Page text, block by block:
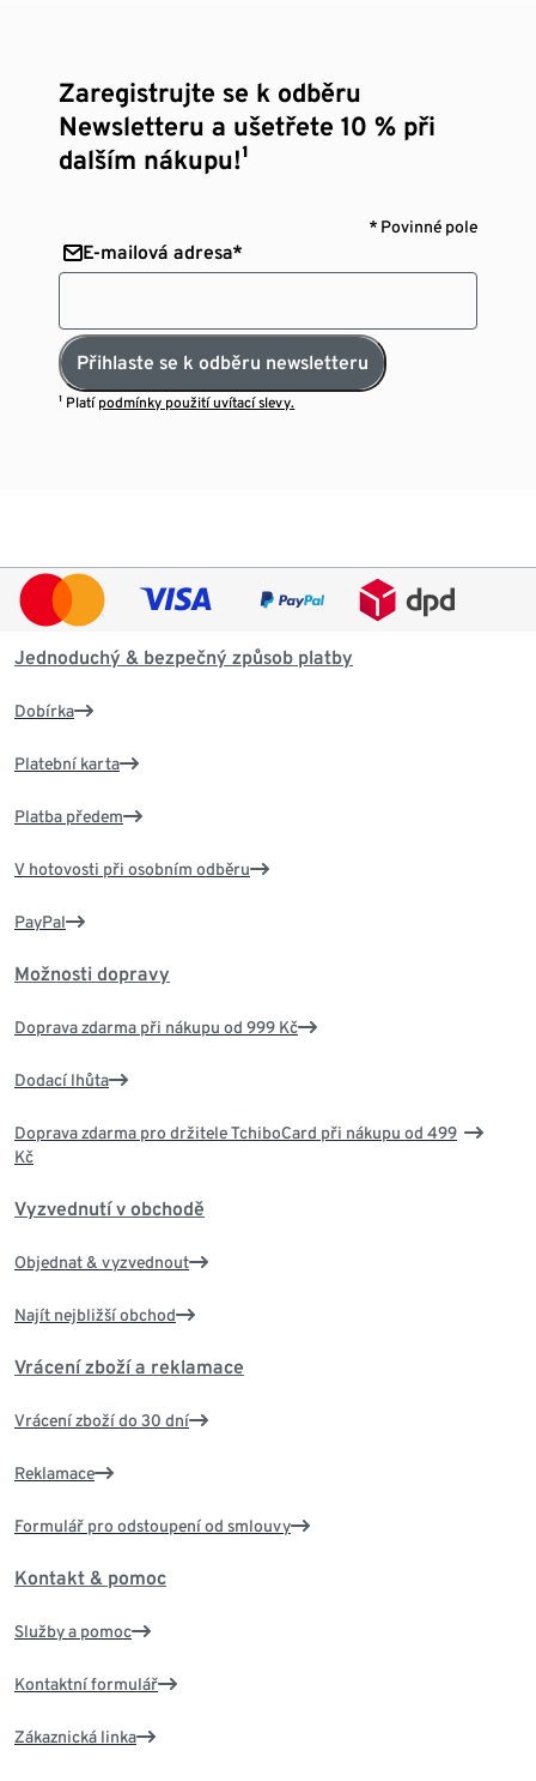
Zaregistrujte se k odběru
Newsletteru a ušetřete 10 % při
dalším nákupu!¹
* Povinné pole
E-mailová adresa*
Přihlaste se k odběru newsletteru
¹ Platí podmínky použití uvítací slevy.
Jednoduchý & bezpečný způsob platby
Dobírka
Platební karta
Platba předem
V hotovosti při osobním odběru
PayPal
Možnosti dopravy
Doprava zdarma při nákupu od 999 Kč
Dodací lhůta
Doprava zdarma pro držitele TchiboCard při nákupu od 499
Kč
Vyzvednutí v obchodě
Objednat & vyzvednout
Najít nejbližší obchod
Vrácení zboží a reklamace
Vrácení zboží do 30 dní
Reklamace
Formulář pro odstoupení od smlouvy
Kontakt & pomoc
Služby a pomoc
Kontaktní formulář
Zákaznická linka